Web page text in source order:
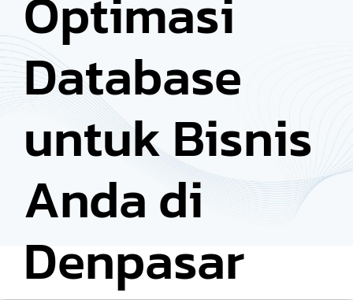
Database
untuk Bisnis
Anda di
Denpasar